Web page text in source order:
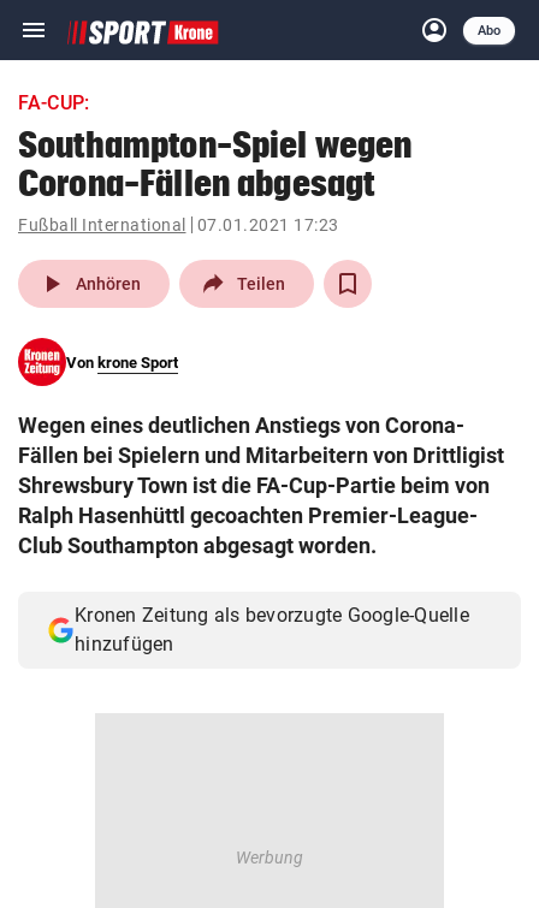
menu Navigation
ein-/ausklappen
account_circle
Anmelden
Abo
close Schließen
account_circle Anmelden
arrow_right
pin_drop
Wien arrow_right
search
eingeben
© Krone Multimedia GmbH & Co KG 2026
FA-CUP:
Southampton-Spiel wegen
Corona-Fällen abgesagt
Fußball International 07.01.2021 17:23
play_arrow Anhören Teilen
Von krone Sport
Wegen eines deutlichen Anstiegs von Corona-
Fällen bei Spielern und Mitarbeitern von Drittligist
Shrewsbury Town ist die FA-Cup-Partie beim von
Ralph Hasenhüttl gecoachten Premier-League-
Club Southampton abgesagt worden.
Kronen Zeitung als bevorzugte Google-Quelle
hinzufügen